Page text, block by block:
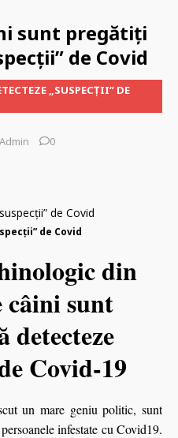
sunt pregătiți
de Covid
„SUSPECŢII” DE
Admin 0
de Covid
din
câini sunt
detecteze
Covid-19
un mare geniu politic, sunt
infestate cu Covid19.